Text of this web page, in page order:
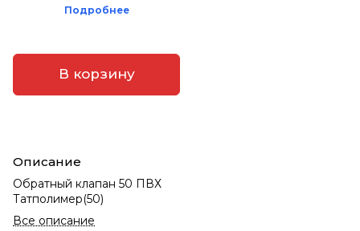
Подробнее
В корзину
Описание
Обратный клапан 50 ПВХ
Татполимер(50)
Все описание